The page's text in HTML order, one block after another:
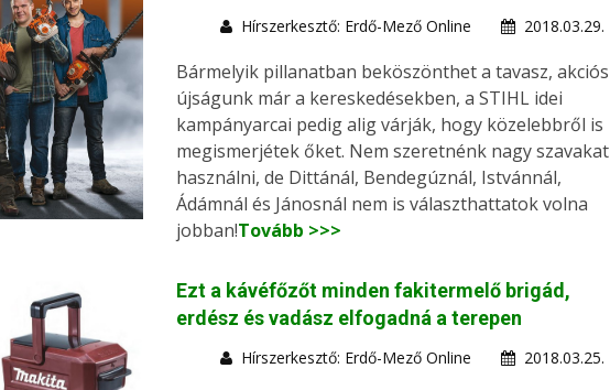
Hírszerkesztő: Erdő-Mező Online 2018.03.29.
Bármelyik pillanatban beköszönthet a tavasz, akciós
újságunk már a kereskedésekben, a STIHL idei
kampányarcai pedig alig várják, hogy közelebbről is
megismerjétek őket. Nem szeretnénk nagy szavakat
használni, de Dittánál, Bendegúznál, Istvánnál,
Ádámnál és Jánosnál nem is választhattatok volna
jobban!Tovább >>>
Ezt a kávéfőzőt minden fakitermelő brigád,
erdész és vadász elfogadná a terepen
Hírszerkesztő: Erdő-Mező Online 2018.03.25.